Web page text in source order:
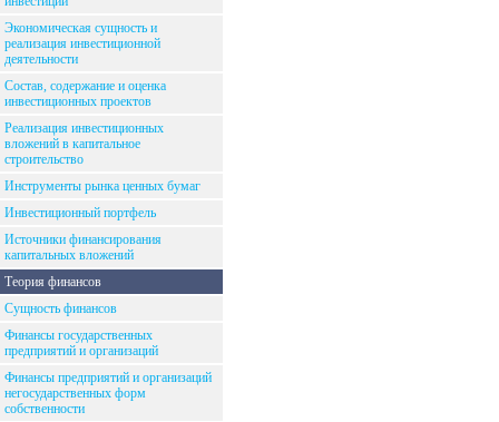
Экономическая сущность и
реализация инвестиционной
деятельности
Состав, содержание и оценка
инвестиционных проектов
Реализация инвестиционных
вложений в капитальное
строительство
Инструменты рынка ценных бумаг
Инвестиционный портфель
Источники финансирования
капитальных вложений
Теория финансов
Сущность финансов
Финансы государственных
предприятий и организаций
Финансы предприятий и организаций
негосударственных форм
собственности